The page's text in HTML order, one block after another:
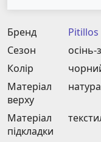
Бренд
Pitillos
Сезон
Колір
Матеріал
верху
Матеріал
підкладки